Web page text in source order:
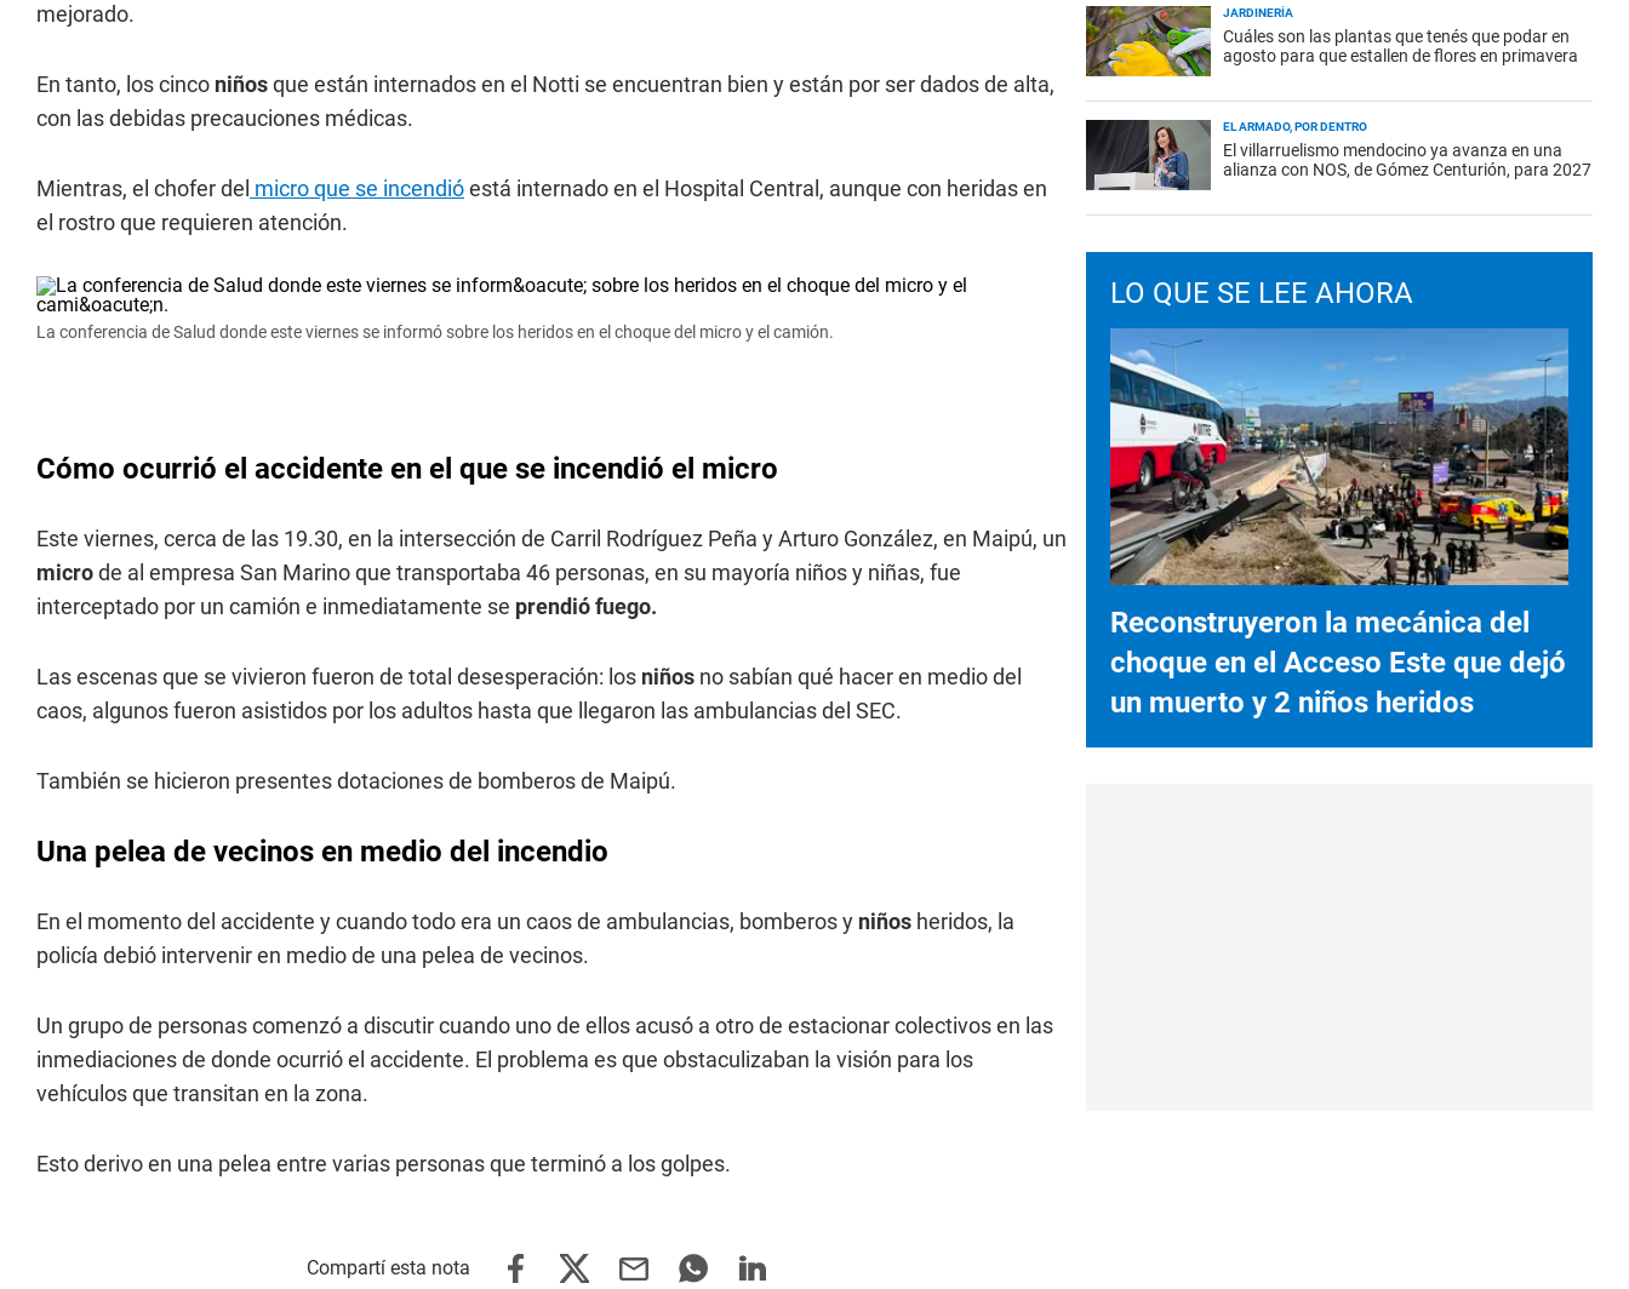
mejorado.
En tanto, los cinco niñosque están internados en el Notti se encuentran bien y están por ser dados de alta,
con las debidas precauciones médicas.
Mientras, el chofer del micro que se incendióestá internado en el Hospital Central, aunque con heridas en
el rostro que requieren atención.
La conferencia de Salud donde este viernes se informó sobre los heridos en el choque del micro y el camión.
Cómo ocurrió el accidente en el que se incendió el micro
Este viernes, cerca de las 19.30, en la intersección de Carril Rodríguez Peña y Arturo González, en Maipú, un
microde al empresa San Marino que transportaba 46 personas, en su mayoría niños y niñas, fue
interceptado por un camión e inmediatamente se prendió fuego.
Las escenas que se vivieron fueron de total desesperación: los niños no sabían qué hacer en medio del
caos, algunos fueron asistidos por los adultos hasta que llegaron las ambulancias del SEC.
También se hicieron presentes dotaciones de bomberos de Maipú.
Una pelea de vecinos en medio del incendio
En el momento del accidente y cuando todo era un caos de ambulancias, bomberos y niños heridos, la
policía debió intervenir en medio de una pelea de vecinos.
Un grupo de personas comenzó a discutir cuando uno de ellos acusó a otro de estacionar colectivos en las
inmediaciones de donde ocurrió el accidente. El problema es que obstaculizaban la visión para los
vehículos que transitan en la zona.
Esto derivo en una pelea entre varias personas que terminó a los golpes.
JARDINERÍA
Cuáles son las plantas que tenés que podar en
agosto para que estallen de flores en primavera
EL ARMADO, POR DENTRO
El villarruelismo mendocino ya avanza en una
alianza con NOS, de Gómez Centurión, para 2027
LO QUE SE LEE AHORA
Reconstruyeron la mecánica del
choque en el Acceso Este que dejó
un muerto y 2 niños heridos